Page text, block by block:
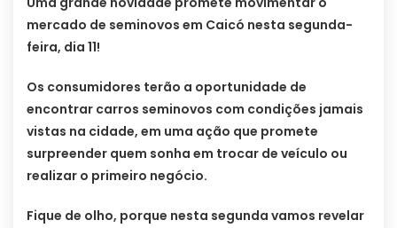
mercado de seminovos em Caicó nesta segunda-
feira, dia 11!
Os consumidores terão a oportunidade de
encontrar carros seminovos com condições jamais
vistas na cidade, em uma ação que promete
surpreender quem sonha em trocar de veículo ou
realizar o primeiro negócio.
Fique de olho, porque nesta segunda vamos revelar